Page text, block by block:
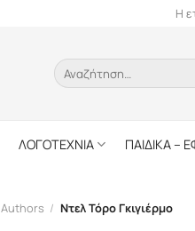
Η
Αναζήτηση
για:
ΛΟΓΟΤΕΧΝΙΑ ΠΑΙΔΙΚΑ –
Authors / Ντελ Τόρο Γκιγιέρμο